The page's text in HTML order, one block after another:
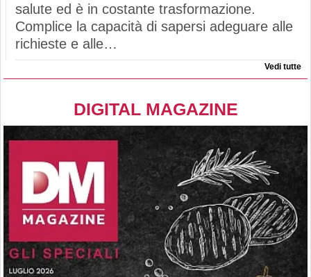
salute ed è in costante trasformazione.
Complice la capacità di sapersi adeguare alle
richieste e alle…
Vedi tutte
DIGITAL MAGAZINE